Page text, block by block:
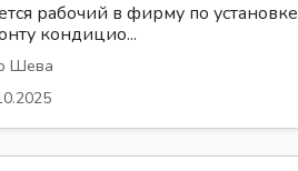
рабочий в фирму по установке
кондицио...
Шева